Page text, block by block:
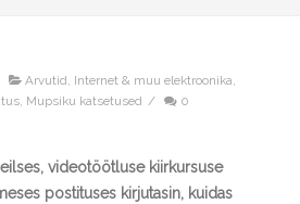
Arvutid, Internet & muu elektroonika,
, Mupsiku katsetused /
0
videotöötluse kiirkursuse
postituses kirjutasin, kuidas